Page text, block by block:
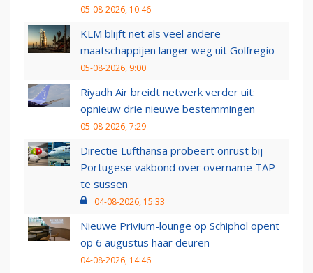
05-08-2026, 10:46
KLM blijft net als veel andere
maatschappijen langer weg uit Golfregio
05-08-2026, 9:00
Riyadh Air breidt netwerk verder uit:
opnieuw drie nieuwe bestemmingen
05-08-2026, 7:29
Directie Lufthansa probeert onrust bij
Portugese vakbond over overname TAP
te sussen
04-08-2026, 15:33
Nieuwe Privium-lounge op Schiphol opent
op 6 augustus haar deuren
04-08-2026, 14:46